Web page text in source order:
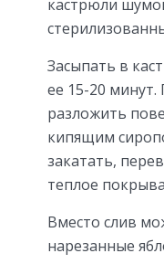
кастрюли
Засыпать в
ее 15-20
разложить
кипящим
закатать,
теплое
Вместо слив
нарезанные